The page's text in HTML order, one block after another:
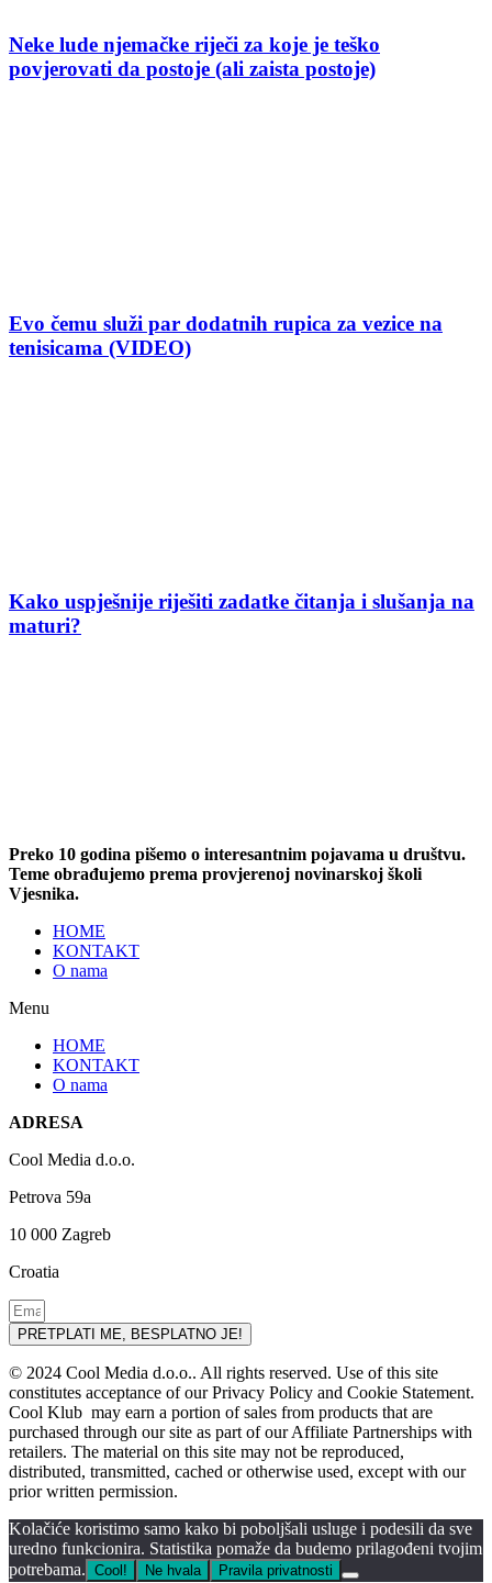
Neke lude njemačke riječi za koje je teško
povjerovati da postoje (ali zaista postoje)
Evo čemu služi par dodatnih rupica za vezice na
tenisicama (VIDEO)
Kako uspješnije riješiti zadatke čitanja i slušanja na
maturi?
Preko 10 godina pišemo o interesantnim pojavama u društvu.
Teme obrađujemo prema provjerenoj novinarskoj školi
Vjesnika.
HOME
KONTAKT
O nama
Menu
HOME
KONTAKT
O nama
ADRESA
Cool Media d.o.o.
Petrova 59a
10 000 Zagreb
Croatia
PRETPLATI ME, BESPLATNO JE!
© 2024 Cool Media d.o.o.. All rights reserved. Use of this site
constitutes acceptance of our Privacy Policy and Cookie Statement.
Cool Klub may earn a portion of sales from products that are
purchased through our site as part of our Affiliate Partnerships with
retailers. The material on this site may not be reproduced,
distributed, transmitted, cached or otherwise used, except with our
prior written permission.
Kolačiće koristimo samo kako bi poboljšali usluge i podesili da sve
uredno funkcionira. Statistika pomaže da budemo prilagođeni tvojim
potrebama. Cool! Ne hvala Pravila privatnosti